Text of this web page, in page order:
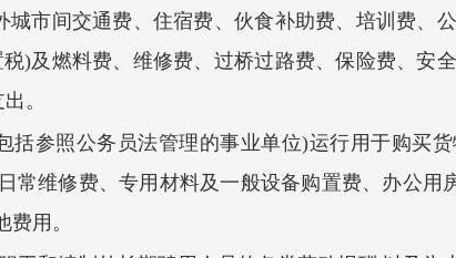
市间交通费、住宿费、伙食补助费、培训费、
)及燃料费、维修费、过桥过路费、保险费、安
。
参照公务员法管理的事业单位)运行用于购买
常维修费、专用材料及一般设备购置费、办公用
用。